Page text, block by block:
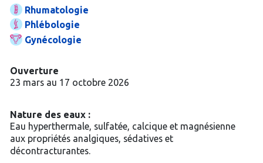
Rhumatologie
Phlébologie
Gynécologie
Ouverture
23 mars au 17 octobre 2026
Nature des eaux :
Eau hyperthermale, sulfatée, calcique et magnésienne
aux propriétés analgiques, sédatives et
décontracturantes.